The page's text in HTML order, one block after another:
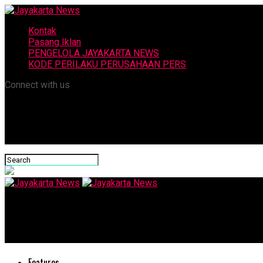
Kontak
Pasang Iklan
PENGELOLA JAYAKARTA NEWS
KODE PERILAKU PERUSAHAAN PERS
Connect with us